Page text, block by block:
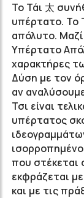
Το Τάι 太
υπέρτατο. Το
απόλυτο.
Υπέρτατο
χαρακτήρες
Δύση με τον
αν
Τσι είναι
υπέρτατος
που στέκεται
εκφράζεται
και με τις